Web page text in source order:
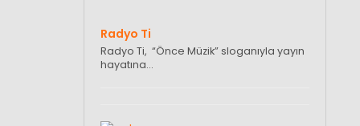
Radyo Ti
Radyo Ti, “Önce Müzik” sloganıyla yayın
hayatına…